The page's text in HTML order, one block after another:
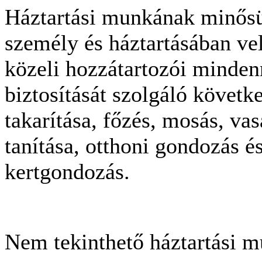
Háztartási munkának
személy és háztartásában
közeli hozzátartozói
biztosítását szolgáló
takarítása, főzés, mosás,
tanítása, otthoni gondozás
kertgondozás.
Nem tekinthető háztartási